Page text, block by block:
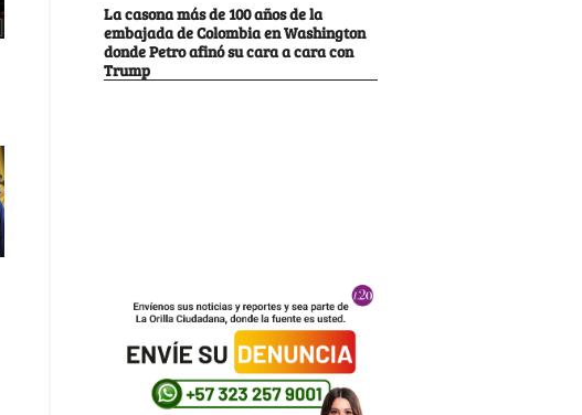
La casona más de 100 años de la
embajada de Colombia en Washington
donde Petro afinó su cara a cara con
Trump